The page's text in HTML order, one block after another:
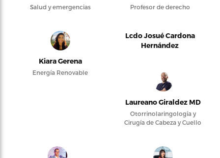
Salud y emergencias Profesor de derecho
Kiara Gerena
Energía Renovable
Lcdo Josué Cardona
Hernández
Laureano Giraldez MD
Otorrinolaringología y
Cirugía de Cabeza y Cuello